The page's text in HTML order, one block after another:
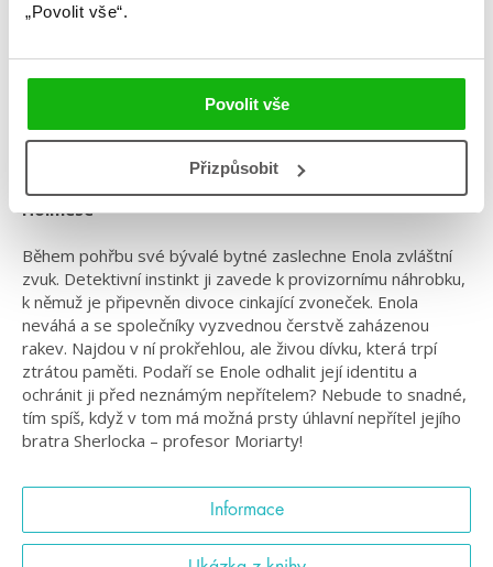
„Povolit vše“.
Povolit vše
Přizpůsobit
#českáobálka
Holmese
Během pohřbu své bývalé bytné zaslechne Enola zvláštní
zvuk. Detektivní instinkt ji zavede k provizornímu náhrobku,
k němuž je připevněn divoce cinkající zvoneček. Enola
neváhá a se společníky vyzvednou čerstvě zaházenou
rakev. Najdou v ní prokřehlou, ale živou dívku, která trpí
ztrátou paměti. Podaří se Enole odhalit její identitu a
ochránit ji před neznámým nepřítelem? Nebude to snadné,
tím spíš, když v tom má možná prsty úhlavní nepřítel jejího
bratra Sherlocka – profesor Moriarty!
Informace